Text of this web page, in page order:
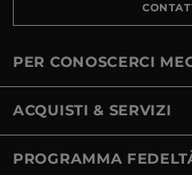
PER CONOSCERCI
ACQUISTI & SERVIZI
PROGRAMMA